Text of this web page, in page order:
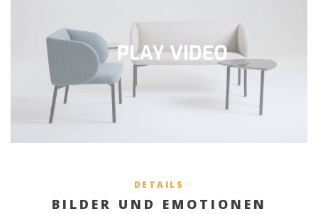
DETAILS
BILDER UND EMOTIONEN